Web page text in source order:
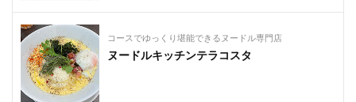
コースでゆっくり堪能できるヌードル専門店
ヌードルキッチンテラコスタ